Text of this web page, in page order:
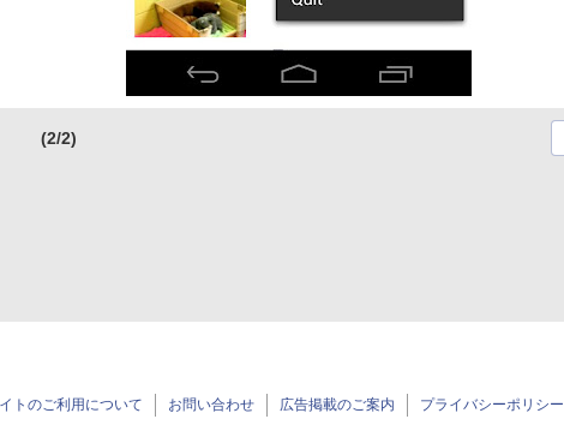
(2/2)
トのご利用について お問い合わせ 広告掲載のご案内 プライバシーポリシー